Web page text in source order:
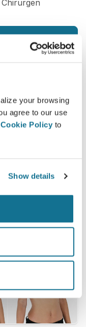
your browsing
agree to our use
Policy to
Show details